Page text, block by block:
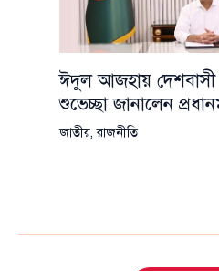
ঈদুল আজহায় দেশবাসী
শুভেচ্ছা জানালেন
জাতীয়,রাজনীতি